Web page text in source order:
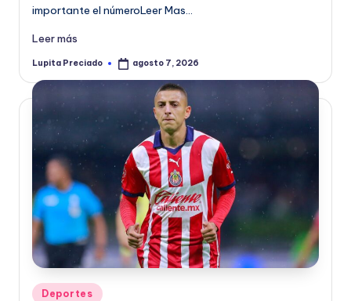
importante el númeroLeer Mas…
Leer más
Publicado
Lupita Preciado agosto 7, 2026
Publicado
Deportes